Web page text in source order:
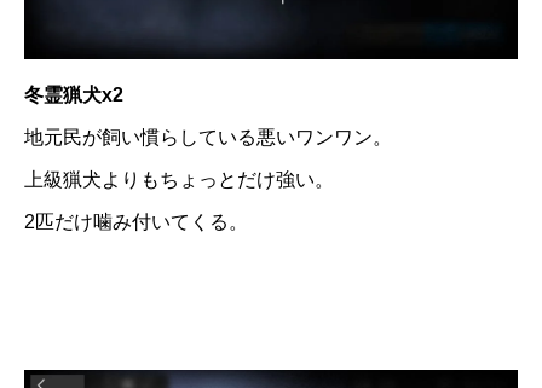
冬霊猟犬x2
地元民が飼い慣らしている悪いワンワン。
上級猟犬よりもちょっとだけ強い。
2匹だけ噛み付いてくる。